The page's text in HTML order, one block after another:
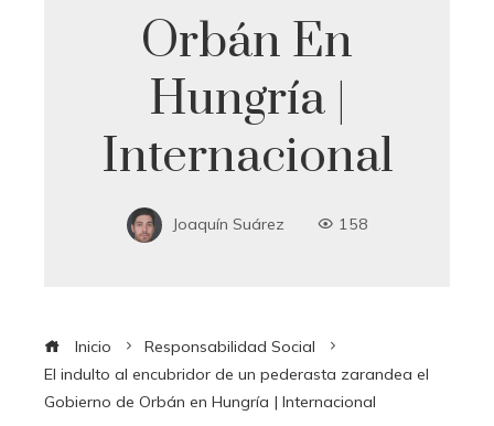
Orbán En
Hungría |
Internacional
Joaquín Suárez 158
Inicio
Responsabilidad Social
El indulto al encubridor de un pederasta zarandea el
Gobierno de Orbán en Hungría | Internacional